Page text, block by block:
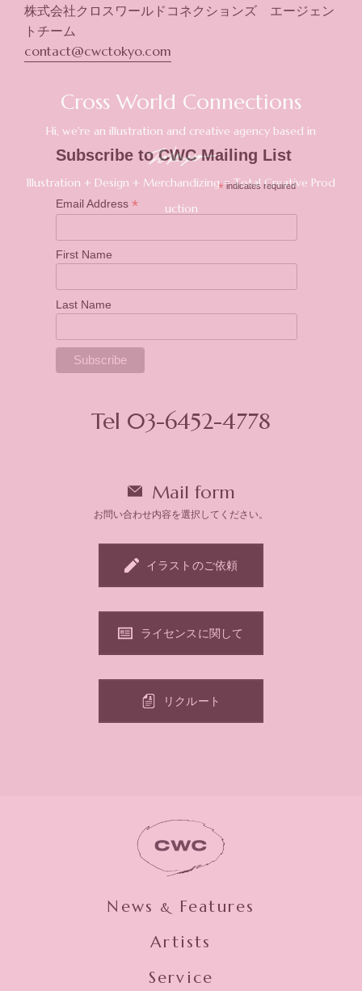
株式会社クロスワールドコネクションズ エージェン
トチーム
contact@cwctokyo.com
Subscribe to CWC Mailing List
*indicates required
Email Address *
First Name
Last Name
Tel 03-6452-4778
Mail form
お問い合わせ内容を選択してください。
イラストのご依頼
ライセンスに関して
リクルート
News &
Features
Artists
Service